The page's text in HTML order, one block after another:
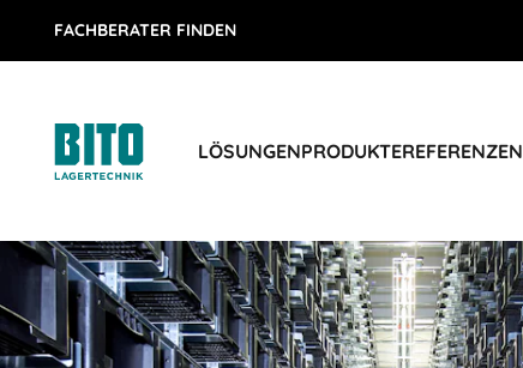
FACHBERATER FINDEN
LÖSUNGENPRODUKTEREFERENZEN